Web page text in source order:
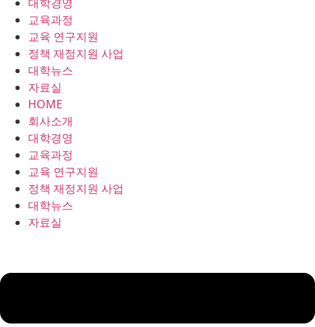
교육과정
교육 연구지원
정책 재정지원 사업
대학뉴스
자료실
HOME
회사소개
대학경영
교육과정
교육 연구지원
정책 재정지원 사업
대학뉴스
자료실